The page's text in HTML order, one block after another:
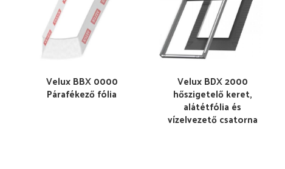
Velux BBX 0000
Párafékező fólia
Velux BDX 2000
hőszigetelő keret,
alátétfólia és
vízelvezető csatorna